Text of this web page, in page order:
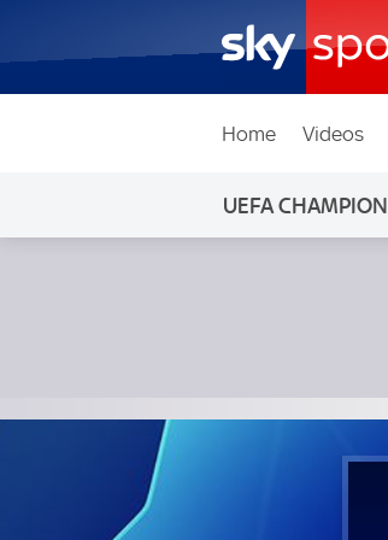
Home Videos
UEFA
Qarabag Agdam - Newcastle United;